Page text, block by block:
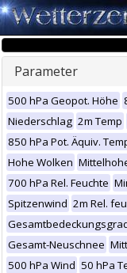
Parameter
500 hPa Geopot. Höhe
Niederschlag 2m Temp
850 hPa Pot. Äquiv.
Hohe Wolken
700 hPa Rel. Feuchte
Spitzenwind 2m Rel.
Gesamt-Neuschnee
500 hPa Wind 50 hPa